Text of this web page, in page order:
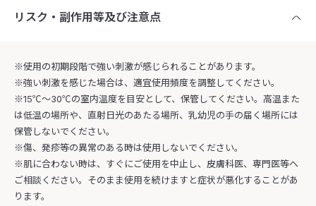
リスク・副作用等及び注意点
※使用の初期段階で強い刺激が感じられることがあります。
※強い刺激を感じた場合は、適宜使用頻度を調整してください。
※15℃～30℃の室内温度を目安として、保管してください。高温また
は低温の場所や、直射日光のあたる場所、乳幼児の手の届く場所には
保管しないでください。
※傷、発疹等の異常のある時は使用しないでください。
※肌に合わない時は、すぐにご使用を中止し、皮膚科医、専門医等へ
ご相談ください。そのまま使用を続けますと症状が悪化することがあ
ります。